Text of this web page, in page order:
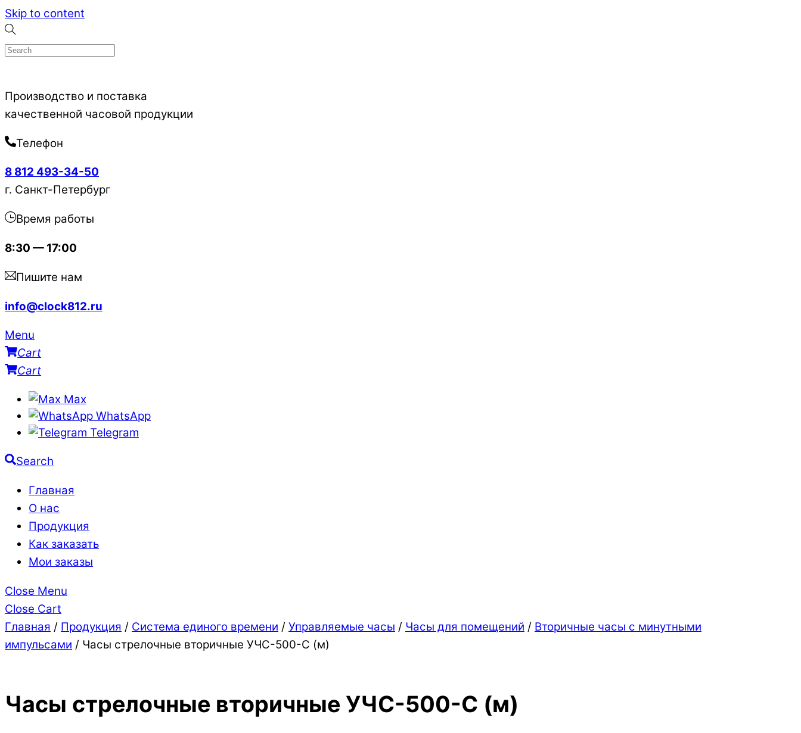
Skip to content
Производство и поставка
качественной часовой продукции
Телефон
8 812 493-34-50
г. Санкт-Петербург
Время работы
8:30 — 17:00
Пишите нам
info@clock812.ru
Menu
Cart
Cart
Max
WhatsApp
Telegram
Search
Главная
О нас
Продукция
Как заказать
Мои заказы
Close Menu
Close Cart
Главная / Продукция / Система единого времени / Управляемые часы / Часы для помещений / Вторичные часы с минутными
импульсами / Часы стрелочные вторичные УЧС-500-С (м)
Часы стрелочные вторичные УЧС-500-С (м)